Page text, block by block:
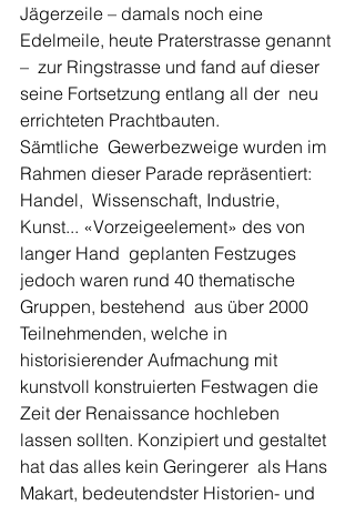
Jägerzeile – damals noch eine
Edelmeile, heute Praterstrasse ­genannt
–  zur Ringstrasse und fand auf dieser
seine Fortsetzung entlang all der  neu
errichteten Prachtbauten.
Sämtliche  Gewerbezweige wurden im
Rahmen dieser Parade repräsentiert:
Handel,  Wissenschaft, Industrie,
Kunst... «Vorzeigeelement» des von
langer Hand  geplanten Festzuges
jedoch waren rund 40 thematische
Gruppen, bestehend  aus über 2000
Teilnehmenden, welche in
historisierender Aufmachung mit
kunstvoll konstruierten Festwagen die
Zeit der Renaissance hochleben
lassen sollten. Konzipiert und gestaltet
hat das alles kein ­Geringerer  als Hans
Makart, ­bedeutendster Historien- und